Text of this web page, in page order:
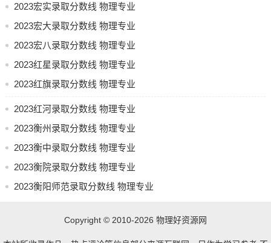
比如，人工智能这一领域，大数据这一领域，智能制造等新
向，学生能够更优地规划自身的职业发展途径。
重包括沟通能力、团队合作能力、时间管理能力此类的综合
素质，这些能力在职场中同样重要，能帮助学生在竞争里脱
要采用科学的学习方法，提高学习效率，达成知识的掌握与
应用，从而实现学习策略与方法。
1.使得能提高学习效率的关键所在，此便是制定合理的学习计
划，学生需要依据自身的情况，去将时间合理地分配开来，
为提供个性化学习规划服务的琨辉职高网，会对学生制定科
2023宏实录取分数线 物理专业
2023宏大录取分数线 物理专业
2023宏八录取分数线 物理专业
2023红星录取分数线 物理专业
2023红旗录取分数线 物理专业
2023红河录取分数线 物理专业
2023衡州录取分数线 物理专业
2023衡中录取分数线 物理专业
2023衡院录取分数线 物理专业
2023衡阳师范录取分数线 物理专业
Copyright © 2010-2026 物理好资源网